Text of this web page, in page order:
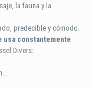
la fauna y la
predecible y cómodo.
usa constantemente
Divers: